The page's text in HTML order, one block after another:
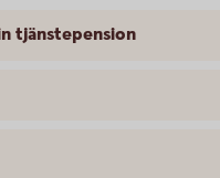
tjänstepension